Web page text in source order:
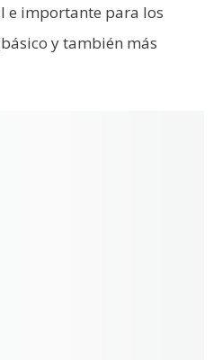
e importante para los
y también más